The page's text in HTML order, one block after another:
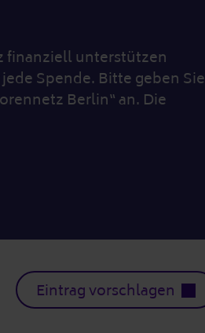
finanziell unterstützen
Spende. Bitte geben Sie
Berlin“ an. Die
Eintrag vorschlagen